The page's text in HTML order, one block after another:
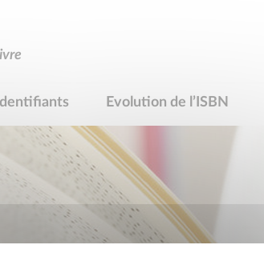
Evolution de l’ISBN